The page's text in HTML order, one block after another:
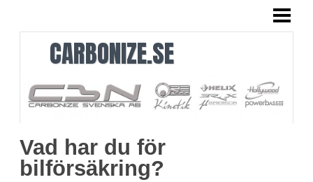
CARBONIZE.SE
Vad har du för
bilförsäkring?